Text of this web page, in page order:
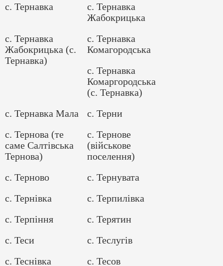
с. Тернавка
с. Тернавка
Жабокрицька
с. Тернавка
Жабокрицька (с.
Тернавка)
с. Тернавка
Комагородська
с. Тернавка
Комаргородська
(с. Тернавка)
с. Тернавка Мала
с. Терни
с. Тернова (те
саме Салтівська
Тернова)
с. Тернове
(військове
поселення)
с. Терново
с. Тернувата
с. Тернівка
с. Терпилівка
с. Терпіння
с. Терятин
с. Теси
с. Теслугів
с. Теснівка
с. Тесов